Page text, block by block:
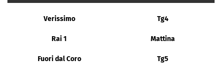
Verissimo Tg4
Rai 1 Mattina
Fuori dal Coro Tg5